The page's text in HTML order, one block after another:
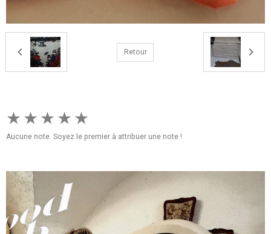
Retour
★ ★ ★ ★ ★
Aucune note. Soyez le premier à attribuer une note !